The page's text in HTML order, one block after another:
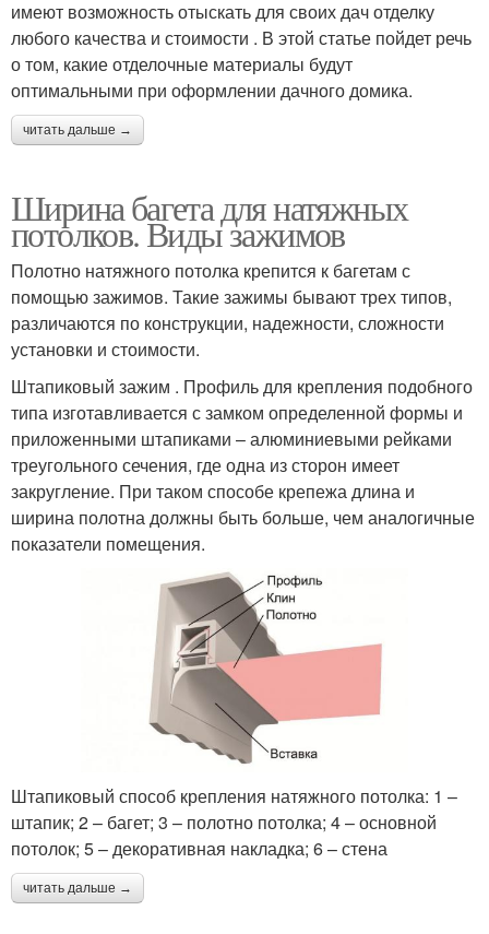
имеют возможность отыскать для своих дач отделку
любого качества и стоимости . В этой статье пойдет речь
о том, какие отделочные материалы будут
оптимальными при оформлении дачного домика.
читать дальше →
Ширина багета для натяжных
потолков. Виды зажимов
Полотно натяжного потолка крепится к багетам с
помощью зажимов. Такие зажимы бывают трех типов,
различаются по конструкции, надежности, сложности
установки и стоимости.
Штапиковый зажим . Профиль для крепления подобного
типа изготавливается с замком определенной формы и
приложенными штапиками – алюминиевыми рейками
треугольного сечения, где одна из сторон имеет
закругление. При таком способе крепежа длина и
ширина полотна должны быть больше, чем аналогичные
показатели помещения.
Штапиковый способ крепления натяжного потолка: 1 –
штапик; 2 – багет; 3 – полотно потолка; 4 – основной
потолок; 5 – декоративная накладка; 6 – стена
читать дальше →